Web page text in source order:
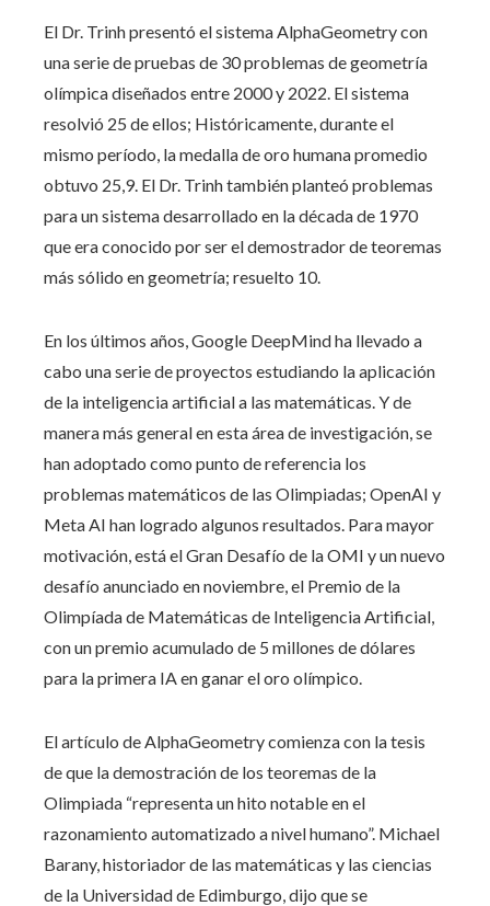
El Dr. Trinh presentó el sistema AlphaGeometry con
una serie de pruebas de 30 problemas de geometría
olímpica diseñados entre 2000 y 2022. El sistema
resolvió 25 de ellos; Históricamente, durante el
mismo período, la medalla de oro humana promedio
obtuvo 25,9. El Dr. Trinh también planteó problemas
para un sistema desarrollado en la década de 1970
que era conocido por ser el demostrador de teoremas
más sólido en geometría; resuelto 10.
En los últimos años, Google DeepMind ha llevado a
cabo una serie de proyectos estudiando la aplicación
de la inteligencia artificial a las matemáticas. Y de
manera más general en esta área de investigación, se
han adoptado como punto de referencia los
problemas matemáticos de las Olimpiadas; OpenAI y
Meta AI han logrado algunos resultados. Para mayor
motivación, está el Gran Desafío de la OMI y un nuevo
desafío anunciado en noviembre, el Premio de la
Olimpíada de Matemáticas de Inteligencia Artificial,
con un premio acumulado de 5 millones de dólares
para la primera IA en ganar el oro olímpico.
El artículo de AlphaGeometry comienza con la tesis
de que la demostración de los teoremas de la
Olimpiada “representa un hito notable en el
razonamiento automatizado a nivel humano”. Michael
Barany, historiador de las matemáticas y las ciencias
de la Universidad de Edimburgo, dijo que se